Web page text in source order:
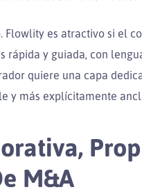
Flowlity es atractivo si el
rápida y guiada, con
quiere una capa
y más explícitamente
M&A